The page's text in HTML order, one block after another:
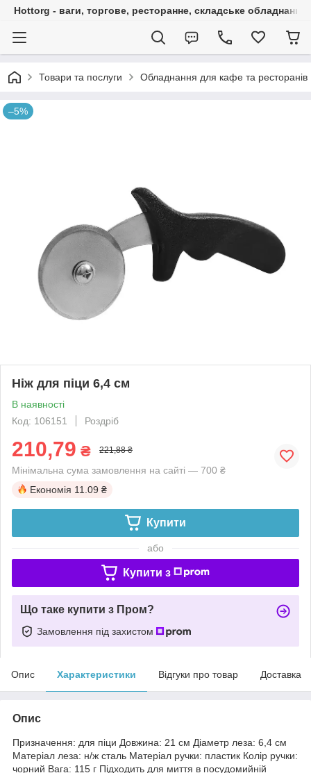
Hottorg - ваги, торгове, ресторанне, складське обладнання
Товари та послуги Обладнання для кафе та ресторанів
–5%
Ніж для піци 6,4 см
В наявності
Код: 106151
Роздріб
210,79 ₴ 221,88 ₴
Мінімальна сума замовлення на сайті — 700 ₴
Економія 11.09 ₴
Купити
або
Купити з
Що таке купити з Пром?
Замовлення під захистом
Опис Характеристики Відгуки про товар Доставка
Опис
Призначення: для піци Довжина: 21 см Діаметр леза: 6,4 см
Матеріал леза: н/ж сталь Матеріал ручки: пластик Колір ручки:
чорний Вага: 115 г Підходить для миття в посудомийній